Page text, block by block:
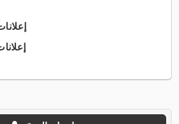
+45 78 15...
+45 72 19...